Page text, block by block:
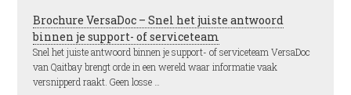
Brochure VersaDoc – Snel het juiste antwoord
binnen je support- of serviceteam
Snel het juiste antwoord binnen je support- of serviceteam VersaDoc
van Qaitbay brengt orde in een wereld waar informatie vaak
versnipperd raakt. Geen losse …